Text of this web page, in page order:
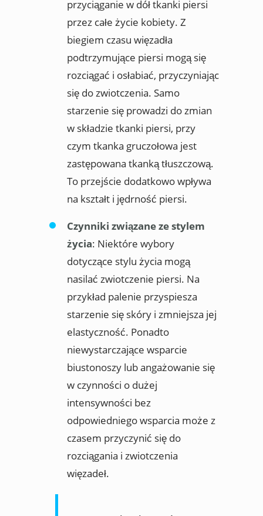
przyciąganie w dół tkanki piersi
przez całe życie kobiety. Z
biegiem czasu więzadła
podtrzymujące piersi mogą się
rozciągać i osłabiać, przyczyniając
się do zwiotczenia. Samo
starzenie się prowadzi do zmian
w składzie tkanki piersi, przy
czym tkanka gruczołowa jest
zastępowana tkanką tłuszczową.
To przejście dodatkowo wpływa
na kształt i jędrność piersi.
Czynniki związane ze stylem
życia: Niektóre wybory
dotyczące stylu życia mogą
nasilać zwiotczenie piersi. Na
przykład palenie przyspiesza
starzenie się skóry i zmniejsza jej
elastyczność. Ponadto
niewystarczające wsparcie
biustonoszy lub angażowanie się
w czynności o dużej
intensywności bez
odpowiedniego wsparcia może z
czasem przyczynić się do
rozciągania i zwiotczenia
więzadeł.